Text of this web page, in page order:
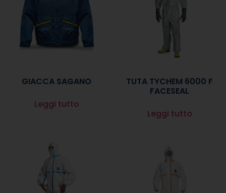
GIACCA SAGANO
Leggi tutto
TUTA TYCHEM 6000 F
FACESEAL
Leggi tutto